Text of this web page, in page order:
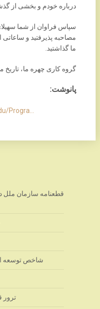
درباره خودم و بخشی از
سپاس فراوان از شما
مصاحبه پذیرفتید و ساعاتی
ما گذاشتید.
گروه کاری چهره ما، تاریخ
پانوشت:
Progra…
قطعنامه سازمان ملل
شاخص توسعه
ترور